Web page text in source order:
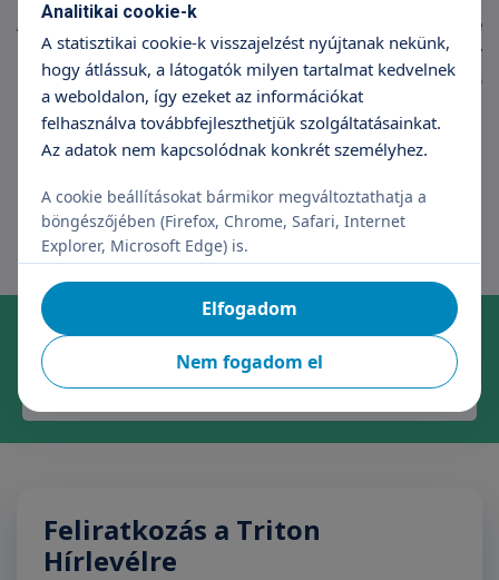
Az eltávolítással járó enyhe fájdalom megelőzésére
bőrgyógyászunk helyi érzéstelenítő krémet vagy
injekciót alkalmaz, hogy Ön a legkisebb
kellemetlenséggel járó beavatkozással szabaduljon
meg a testrésze harmóniáját megbontó csúnya
bőrkinövéstől.
Online időpontfoglalás szakrendelésre
Foglaljon időpontot kényelmesen, néhány kattintással!
Időpontfoglalás
Feliratkozás a Triton
Hírlevélre
Analitikai cookie-k
A statisztikai cookie-k visszajelzést nyújtanak nekünk,
hogy átlássuk, a látogatók milyen tartalmat kedvelnek
a weboldalon, így ezeket az információkat
felhasználva továbbfejleszthetjük szolgáltatásainkat.
Az adatok nem kapcsolódnak konkrét személyhez.
A cookie beállításokat bármikor megváltoztathatja a
böngészőjében (Firefox, Chrome, Safari, Internet
Explorer, Microsoft Edge) is.
Nem fogadom el
Elfogadom